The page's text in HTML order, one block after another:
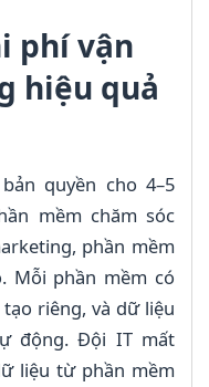
phí vận
hiệu quả
quyền cho 4–5
mềm chăm sóc
phần mềm
Mỗi phần mềm có
riêng, và dữ liệu
động. Đội IT mất
liệu từ phần mềm